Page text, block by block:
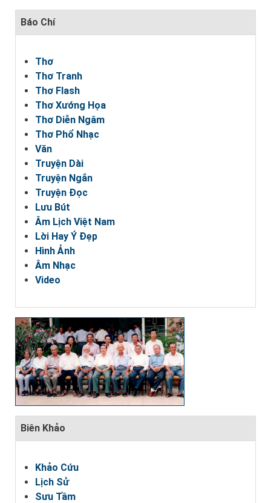
Báo Chí
Thơ
Thơ Tranh
Thơ Flash
Thơ Xướng Họa
Thơ Diễn Ngâm
Thơ Phổ Nhạc
Văn
Truyện Dài
Truyện Ngắn
Truyện Đọc
Lưu Bút
Âm Lịch Việt Nam
Lời Hay Ý Đẹp
Hình Ảnh
Âm Nhạc
Video
Biên Khảo
Khảo Cứu
Lịch Sử
Sưu Tầm